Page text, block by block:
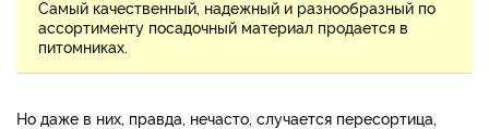
Самый качественный, надежный и разнообразный по
ассортименту посадочный материал продается в
питомниках.
Но даже в них, правда, нечасто, случается пересортица,